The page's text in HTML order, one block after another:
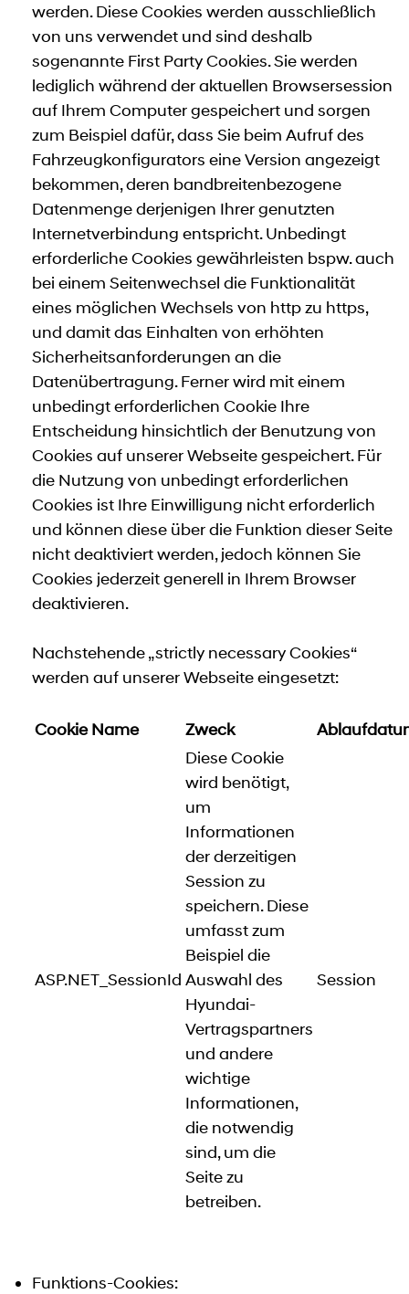
werden. Diese Cookies werden ausschließlich
von uns verwendet und sind deshalb
sogenannte First Party Cookies. Sie werden
lediglich während der aktuellen Browsersession
auf Ihrem Computer gespeichert und sorgen
zum Beispiel dafür, dass Sie beim Aufruf des
Fahrzeugkonfigurators eine Version angezeigt
bekommen, deren bandbreitenbezogene
Datenmenge derjenigen Ihrer genutzten
Internetverbindung entspricht. Unbedingt
erforderliche Cookies gewährleisten bspw. auch
bei einem Seitenwechsel die Funktionalität
eines möglichen Wechsels von http zu https,
und damit das Einhalten von erhöhten
Sicherheitsanforderungen an die
Datenübertragung. Ferner wird mit einem
unbedingt erforderlichen Cookie Ihre
Entscheidung hinsichtlich der Benutzung von
Cookies auf unserer Webseite gespeichert. Für
die Nutzung von unbedingt erforderlichen
Cookies ist Ihre Einwilligung nicht erforderlich
und können diese über die Funktion dieser Seite
nicht deaktiviert werden, jedoch können Sie
Cookies jederzeit generell in Ihrem Browser
deaktivieren.
Nachstehende „strictly necessary Cookies“
werden auf unserer Webseite eingesetzt:
Cookie Name Zweck
ASP.NET_SessionId
Diese Cookie
wird benötigt,
um
Informationen
der derzeitigen
Session zu
speichern. Diese
umfasst zum
Beispiel die
Auswahl des
Hyundai-
Vertragspartners
und andere
wichtige
Informationen,
die notwendig
sind, um die
Seite zu
betreiben.
Session
Funktions-Cookies: